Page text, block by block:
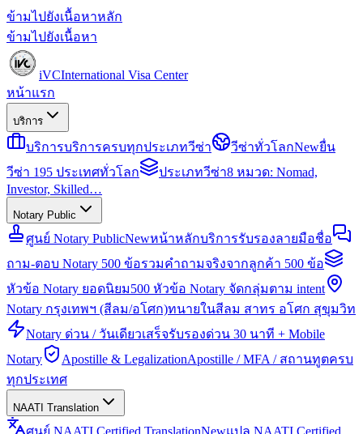
ข้ามไปยังเนื้อหาหลัก
ข้ามไปยังเนื้อหา
iVCInternational Visa Center
หน้าแรก
บริการ
บริการบริการครบทุกประเภทวีซ่า วีซ่าทั่วโลกNewยื่น
วีซ่า 195 ประเทศทั่วโลก
ประเภทวีซ่า8 หมวด: Nomad,
Investor, Skilled…
Notary Public
ศูนย์ Notary PublicNewหน้าหลักบริการรับรองลายมือชื่อ
ถาม-ตอบ Notary 500 ข้อรวมคำถามจริงจากลูกค้า 500 ข้อ
หัวข้อ Notary ยอดนิยม500 หัวข้อ Notary จัดกลุ่มตาม intent
Notary กรุงเทพฯ (สีลม/อโศก)ทนายในสีลม สาทร อโศก สุขุมวิท
Notary ด่วน / วันเดียวเสร็จรับรองด่วน 30 นาที + Mobile
Notary
Apostille & LegalizationApostille / MFA / สถานทูตครบ
ทุกประเทศ
NAATI Translation
ศูนย์ NAATI Certified TranslationNewแปล NAATI Certified